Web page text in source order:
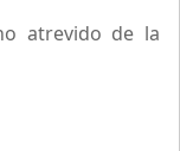
atrevido de la